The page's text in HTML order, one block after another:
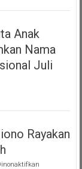
Anak
Nama
Juli
Rayakan
pada